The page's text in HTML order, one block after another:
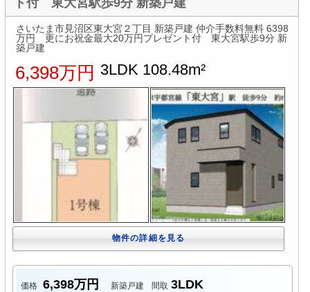
ト付 東大宮駅歩9分 新築戸建
さいたま市見沼区東大宮２丁目 新築戸建 仲介手数料無料 6398
万円 更にお祝金最大20万円プレゼント付 東大宮駅歩9分 新
築戸建
6,398万円 3LDK 108.48m²
物件の詳細を見る
価格 6,398万円 新築戸建 間取 3LDK